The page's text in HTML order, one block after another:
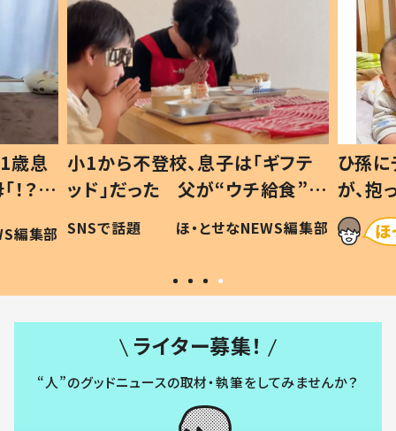
歳息
？」
編集部
小1から不登校、息子は「ギフテ
ッド」だった 父が“ウチ給食”を
作り続ける理由とは #令和の親
#令和の子
SNSで話題 ほ・とせなNEWS編集部
ひ孫
が、
「涙が
い」
ライター募集！
“人”のグッドニュースの取材・執筆をしてみませんか？